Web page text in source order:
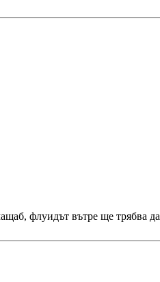
флуидът вътре ще трябва